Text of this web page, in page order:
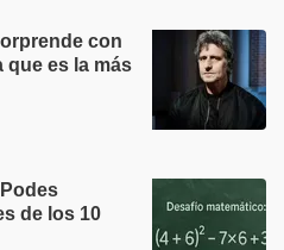
con
que es la más
de los 10